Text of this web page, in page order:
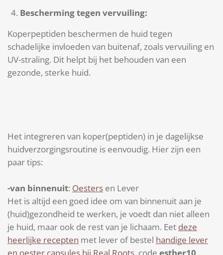
Bescherming tegen vervuiling:
Koperpeptiden beschermen de huid tegen
schadelijke invloeden van buitenaf, zoals vervuiling en
UV-straling. Dit helpt bij het behouden van een
gezonde, sterke huid.
Het integreren van koper(peptiden) in je dagelijkse
huidverzorgingsroutine is eenvoudig. Hier zijn een
paar tips:
-van binnenuit: Oesters en Lever
Het is altijd een goed idee om van binnenuit aan je
(huid)gezondheid te werken, je voedt dan niet alleen
je huid, maar ook de rest van je lichaam. Eet deze
heerlijke recepten met lever of bestel handige lever